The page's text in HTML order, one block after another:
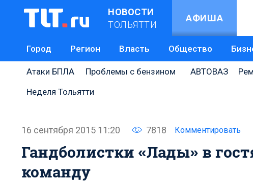
НОВОСТИ
ТОЛЬЯТТИ
АФИША
Город Регион Власть Общество
Атаки БПЛА Проблемы с бензином АВТОВАЗ
Неделя Тольятти
16 сентября 2015 11:20 7818 Комментировать
Гандболистки «Лады» в
команду